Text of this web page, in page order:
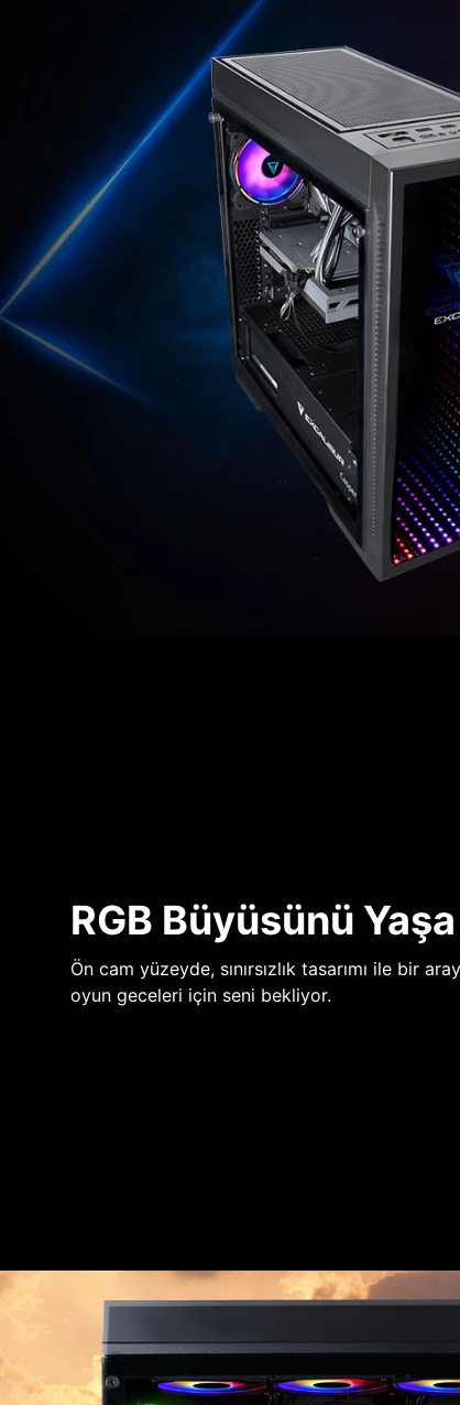
RGB Büyüsünü Yaşa
Ön cam yüzeyde, sınırsızlık tasarımı ile bir
oyun geceleri için seni bekliyor.